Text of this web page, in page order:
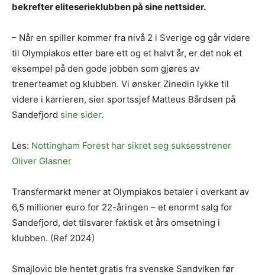
bekrefter eliteserieklubben på sine nettsider.
– Når en spiller kommer fra nivå 2 i Sverige og går videre
til Olympiakos etter bare ett og et halvt år, er det nok et
eksempel på den gode jobben som gjøres av
trenerteamet og klubben. Vi ønsker Zinedin lykke til
videre i karrieren, sier sportssjef Matteus Bårdsen på
Sandefjord sine sider.
Les: Nottingham Forest har sikret seg suksesstrener
Oliver Glasner
Transfermarkt mener at Olympiakos betaler i overkant av
6,5 millioner euro for 22-åringen – et enormt salg for
Sandefjord, det tilsvarer faktisk et års omsetning i
klubben. (Ref 2024)
Smajlovic ble hentet gratis fra svenske Sandviken før